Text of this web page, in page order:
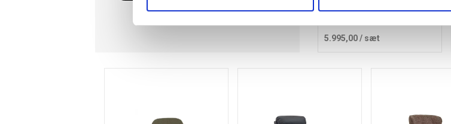
5.995,00/ sæt
Læg i kurv